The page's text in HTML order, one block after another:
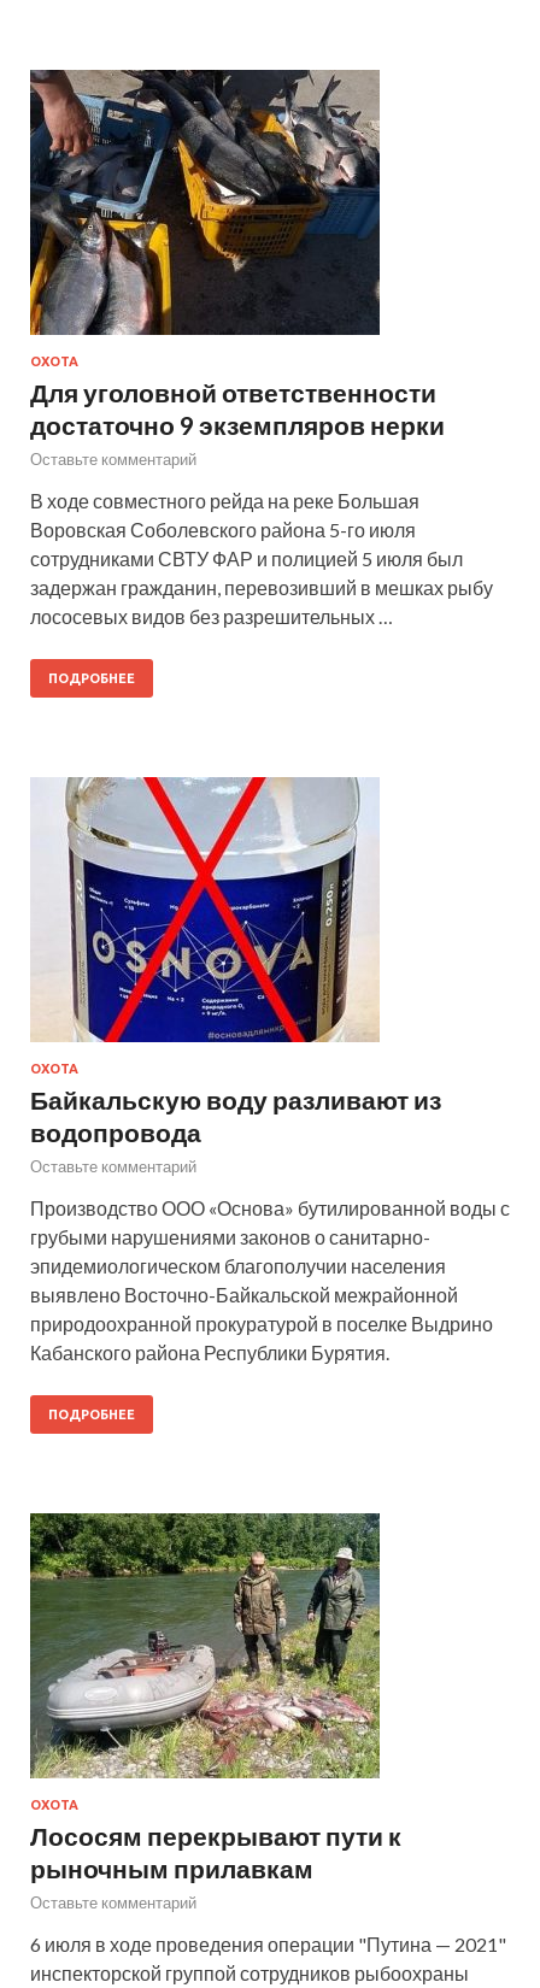
ОХОТА
Для уголовной ответственности
достаточно 9 экземпляров нерки
Оставьте комментарий
В ходе совместного рейда на реке Большая
Воровская Соболевского района 5-го июля
сотрудниками СВТУ ФАР и полицией 5 июля был
задержан гражданин, перевозивший в мешках рыбу
лососевых видов без разрешительных …
ПОДРОБНЕЕ
ОХОТА
Байкальскую воду разливают из
водопровода
Оставьте комментарий
Производство ООО «Основа» бутилированной воды с
грубыми нарушениями законов о санитарно-
эпидемиологическом благополучии населения
выявлено Восточно-Байкальской межрайонной
природоохранной прокуратурой в поселке Выдрино
Кабанского района Республики Бурятия.
ПОДРОБНЕЕ
ОХОТА
Лососям перекрывают пути к
рыночным прилавкам
Оставьте комментарий
6 июля в ходе проведения операции "Путина — 2021"
инспекторской группой сотрудников рыбоохраны